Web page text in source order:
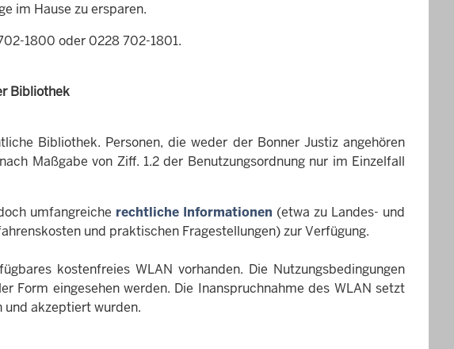
im Hause zu ersparen.
1800 oder 0228 702-1801.
Bibliothek
Bibliothek. Personen, die weder der Bonner Justiz angehören
Maßgabe von Ziff. 1.2 der Benutzungsordnung nur im Einzelfall
umfangreiche rechtliche Informationen (etwa zu Landes- und
und praktischen Fragestellungen) zur Verfügung.
kostenfreies WLAN vorhanden. Die Nutzungsbedingungen
Form eingesehen werden. Die Inanspruchnahme des WLAN setzt
und akzeptiert wurden.